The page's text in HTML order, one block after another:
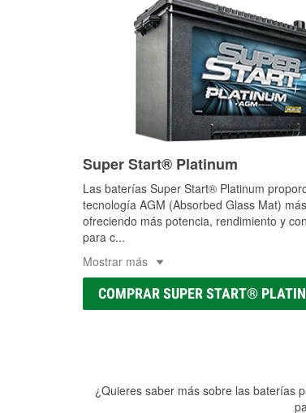
Super Start® Platinum
Las baterías Super Start® Platinum
tecnología AGM (Absorbed Glass Mat)
ofreciendo más potencia, rendimiento y
para c...
Mostrar más
COMPRAR SUPER START®
¿Quieres saber más sobre las baterías